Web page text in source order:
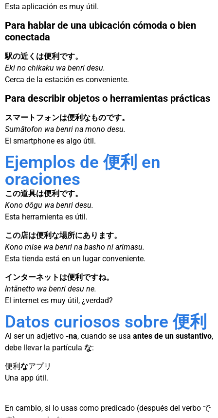
Esta aplicación es muy útil.
Para hablar de una ubicación cómoda o bien
conectada
駅の近くは便利です。
Eki no chikaku wa benri desu.
Cerca de la estación es conveniente.
Para describir objetos o herramientas prácticas
スマートフォンは便利なものです。
Sumātofon wa benri na mono desu.
El smartphone es algo útil.
Ejemplos de 便利 en
oraciones
この道具は便利です。
Kono dōgu wa benri desu.
Esta herramienta es útil.
この店は便利な場所にあります。
Kono mise wa benri na basho ni arimasu.
Esta tienda está en un lugar conveniente.
インターネットは便利ですね。
Intānetto wa benri desu ne.
El internet es muy útil, ¿verdad?
Datos curiosos sobre 便利
Al ser un adjetivo -na, cuando se usa antes de un sustantivo,
debe llevar la partícula な:
便利なアプリ
Una app útil.
En cambio, si lo usas como predicado (después del verbo で